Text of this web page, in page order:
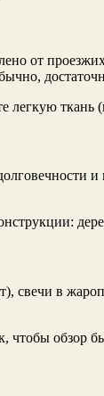
от
легкую
свечи в
чтобы